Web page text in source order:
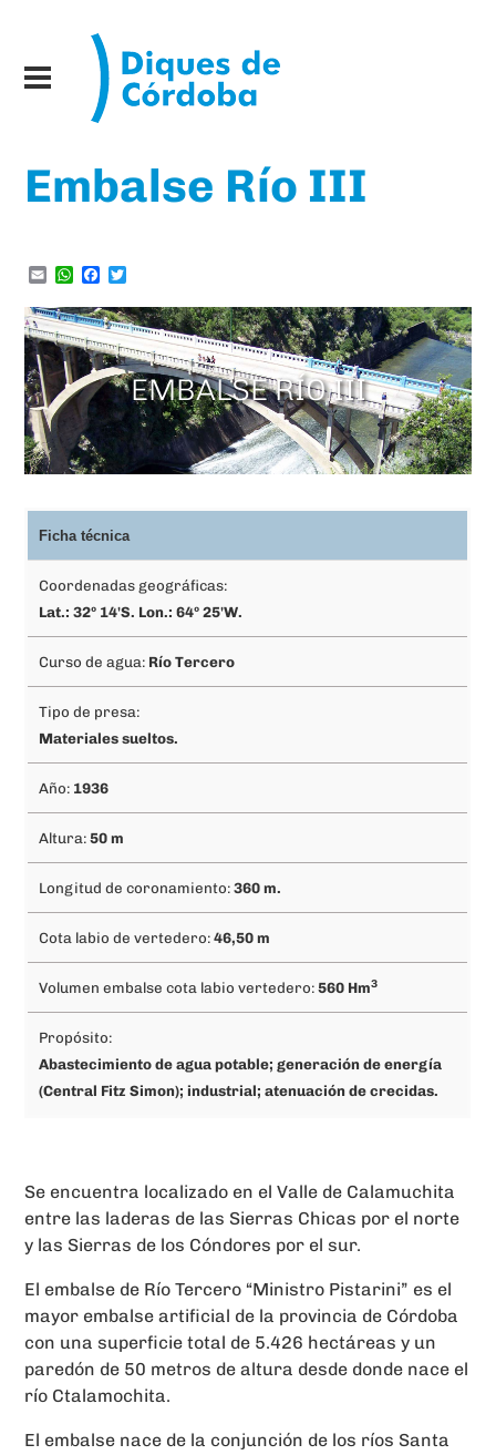
Embalse Río III
EmailWhatsApp
Facebook
EMBALSE RÍO III
Ficha técnica
Coordenadas geográficas:
Lat.: 32º 14'S. Lon.: 64º 25'W.
Curso de agua: Río Tercero
Tipo de presa:
Materiales sueltos.
Año: 1936
Altura:50 m
Longitud de coronamiento:360 m.
Cota labio de vertedero:46,50 m
Volumen embalse cota labio vertedero:560 Hm3
Propósito:
Abastecimiento de agua potable; generación de energía
(Central Fitz Simon); industrial; atenuación de crecidas.
Se encuentra localizado en el Valle de Calamuchita
entre las laderas de las Sierras Chicas por el norte
y las Sierras de los Cóndores por el sur.
El embalse de Río Tercero “Ministro Pistarini” es el
mayor embalse artificial de la provincia de Córdoba
con una superficie total de 5.426 hectáreas y un
paredón de 50 metros de altura desde donde nace el
río Ctalamochita.
El embalse nace de la conjunción de los ríos Santa